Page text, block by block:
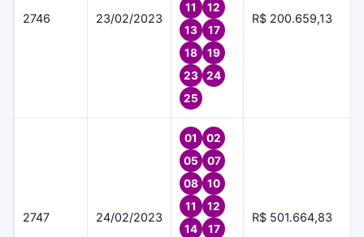
2746 23/02/2023
11
12
13
17
18
19
23
24
25
R$ 200.659,13
2747 24/02/2023
01
02
05
07
08
10
11
12
14
17
R$ 501.664,83